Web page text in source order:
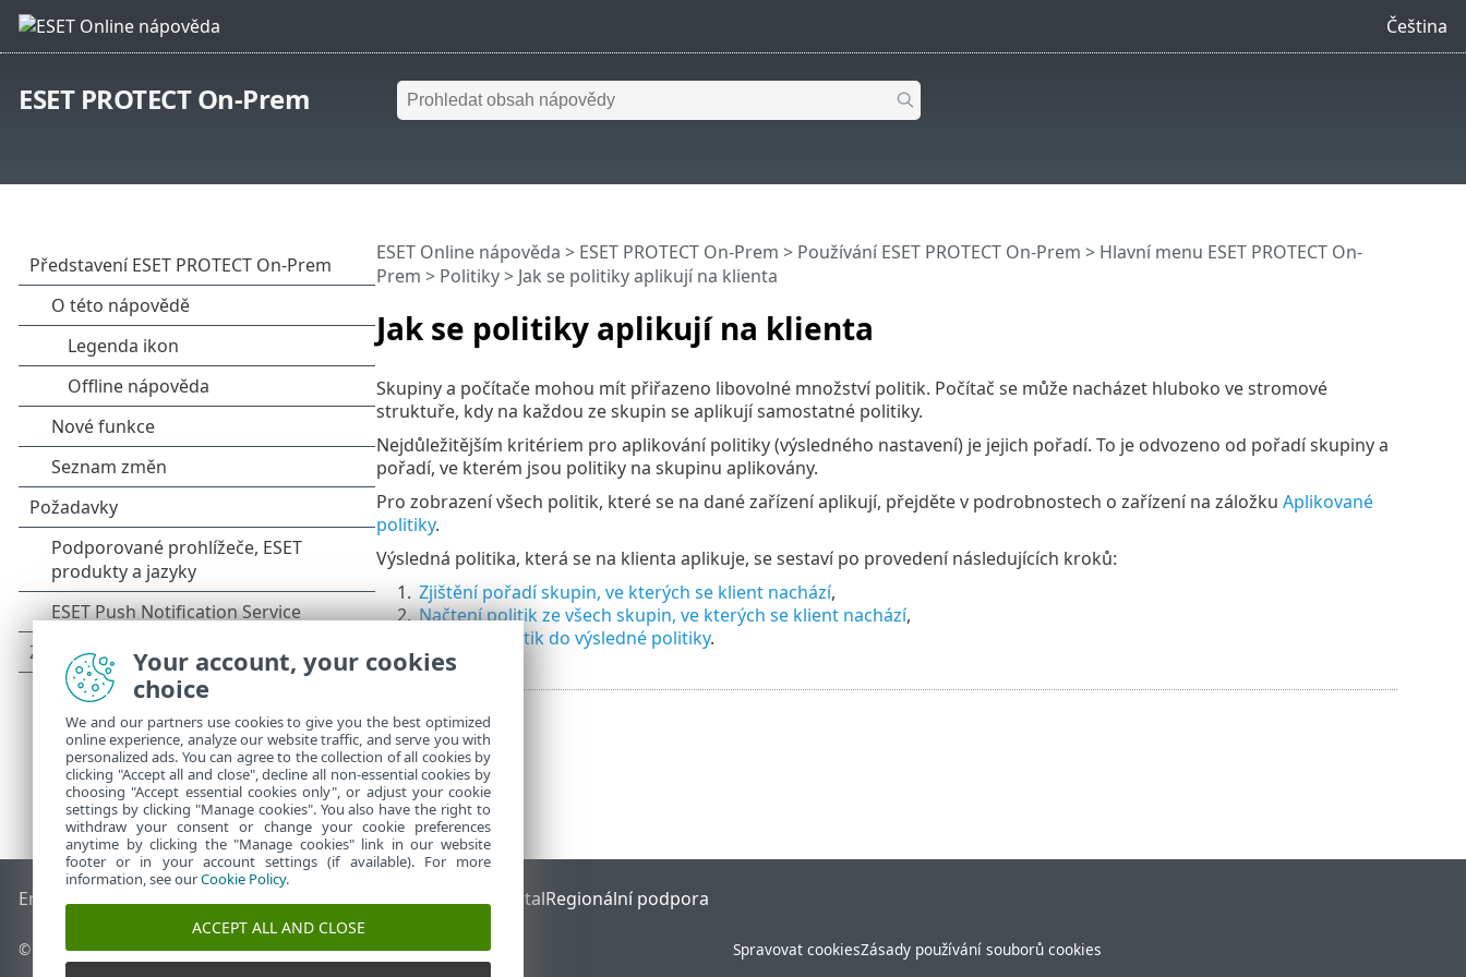
Čeština
ESET PROTECT On-Prem
Jak se politiky aplikují na klienta
ESET Online nápověda > ESET PROTECT On-Prem > Používání ESET PROTECT On-Prem > Hlavní menu ESET PROTECT On-
Prem > Politiky> Jak se politiky aplikují na klienta
Skupiny a počítače mohou mít přiřazeno libovolné množství politik. Počítač se může nacházet hluboko ve stromové
struktuře, kdy na každou ze skupin se aplikují samostatné politiky.
Nejdůležitějším kritériem pro aplikování politiky (výsledného nastavení) je jejich pořadí. To je odvozeno od pořadí skupiny a
pořadí, ve kterém jsou politiky na skupinu aplikovány.
Pro zobrazení všech politik, které se na dané zařízení aplikují, přejděte v podrobnostech o zařízení na záložku Aplikované
politiky.
Výsledná politika, která se na klienta aplikuje, se sestaví po provedení následujících kroků:
1. Zjištění pořadí skupin, ve kterých se klient nachází,
2. Načtení politik ze všech skupin, ve kterých se klient nachází,
Sloučení politik do výsledné politiky.
End of LifeESET Databáze znalostíESET ForumESET Status PortalRegionální podpora
© 1992 - 2026 ESET, spol. s r.o. - Všechna práva vyhrazena. Spravovat cookiesZásady používání souborů cookies
Your account, your cookies
choice
We and our partners use cookies to give you the best optimized
online experience, analyze our website traffic, and serve you with
personalized ads. You can agree to the collection of all cookies by
clicking "Accept all and close", decline all non-essential cookies by
choosing "Accept essential cookies only", or adjust your cookie
settings by clicking "Manage cookies". You also have the right to
withdraw your consent or change your cookie preferences
anytime by clicking the "Manage cookies" link in our website
footer or in your account settings (if available). For more
information, see ourCookie Policy.
ACCEPT ALL AND CLOSE